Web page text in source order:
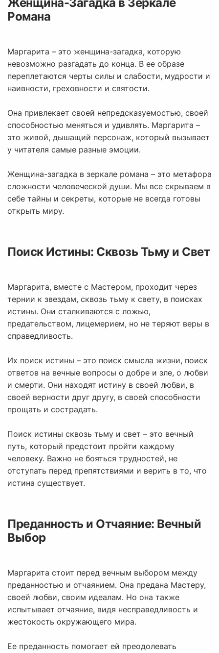
Романа
Маргарита – это женщина-загадка, которую
невозможно разгадать до конца. В ее образе
переплетаются черты силы и слабости, мудрости и
наивности, греховности и святости.
Она привлекает своей непредсказуемостью, своей
способностью меняться и удивлять. Маргарита –
это живой, дышащий персонаж, который вызывает
у читателя самые разные эмоции.
Женщина-загадка в зеркале романа – это метафора
сложности человеческой души. Мы все скрываем в
себе тайны и секреты, которые не всегда готовы
открыть миру.
Поиск Истины: Сквозь Тьму и Свет
Маргарита, вместе с Мастером, проходит через
тернии к звездам, сквозь тьму к свету, в поисках
истины. Они сталкиваются с ложью,
предательством, лицемерием, но не теряют веры в
справедливость.
Их поиск истины – это поиск смысла жизни, поиск
ответов на вечные вопросы о добре и зле, о любви
и смерти. Они находят истину в своей любви, в
своей верности друг другу, в своей способности
прощать и сострадать.
Поиск истины сквозь тьму и свет – это вечный
путь, который предстоит пройти каждому
человеку. Важно не бояться трудностей, не
отступать перед препятствиями и верить в то, что
истина существует.
Преданность и Отчаяние: Вечный
Выбор
Маргарита стоит перед вечным выбором между
преданностью и отчаянием. Она предана Мастеру,
своей любви, своим идеалам. Но она также
испытывает отчаяние, видя несправедливость и
жестокость окружающего мира.
Ее преданность помогает ей преодолевать